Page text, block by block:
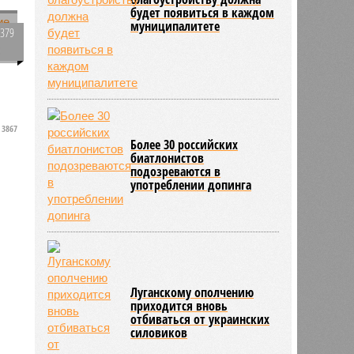
3867
будет появиться в каждом
муниципалитете
Более 30 российских
биатлонистов
подозреваются в
употреблении допинга
Луганскому ополчению
приходится вновь
отбиваться от украинских
силовиков